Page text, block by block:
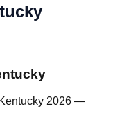
2026 —